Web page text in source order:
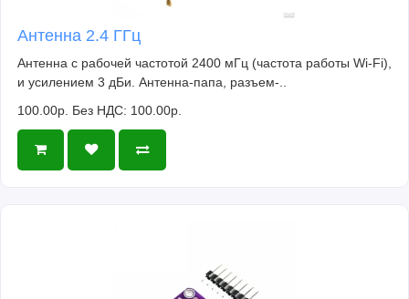
Антенна 2.4 ГГц
Антенна с рабочей частотой 2400 мГц (частота работы Wi-Fi),
и усилением 3 дБи. Антенна-папа, разъем-..
100.00р. Без НДС: 100.00р.